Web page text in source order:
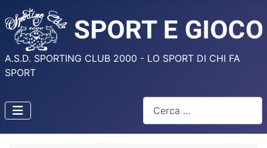
A.S.D. SPORTING CLUB 2000 - LO SPORT DI CHI FA
SPORT